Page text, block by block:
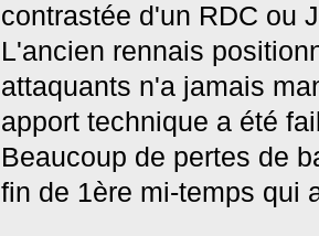
contrastée d'un RDC ou
L'ancien rennais
attaquants n'a jamais
apport technique a été
Beaucoup de pertes de
fin de 1ère mi-temps qui